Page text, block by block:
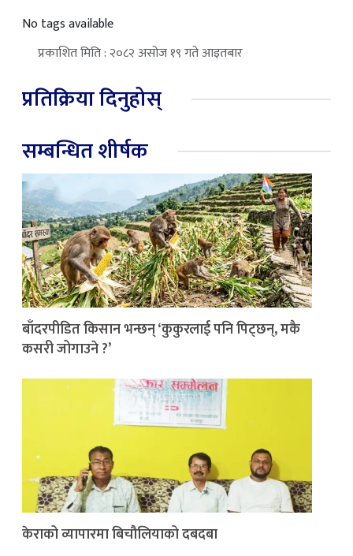
No tags available
प्रकाशित मिति : २०८२ असोज १९ गते आइतबार
प्रतिक्रिया दिनुहोस्
सम्बन्धित शीर्षक
बाँदरपीडित किसान भन्छन् ‘कुकुरलाई पनि पिट्छन्, मकै
कसरी जोगाउने ?’
केराको व्यापारमा बिचौलियाको दबदबा